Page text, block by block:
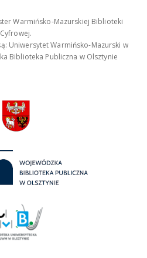
Warmińsko-Mazurskiej Biblioteki
Cyfrowej.
Uniwersytet Warmińsko-Mazurski w
Biblioteka Publiczna w Olsztynie